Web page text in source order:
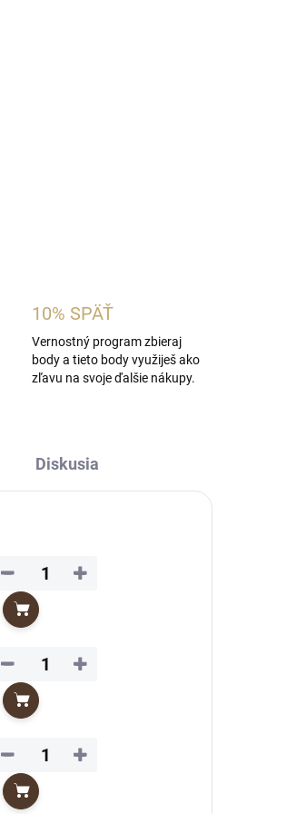
10% SPÄŤ
Vernostný program zbieraj
body a tieto body využiješ ako
zľavu na svoje ďalšie nákupy.
Diskusia
+
−
Do košíka
+
−
Do košíka
+
−
Do košíka